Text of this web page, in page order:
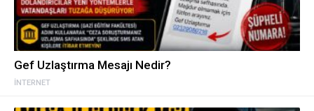
İNTERNET
Gef Uzlaştırma Mesajı Nedir?